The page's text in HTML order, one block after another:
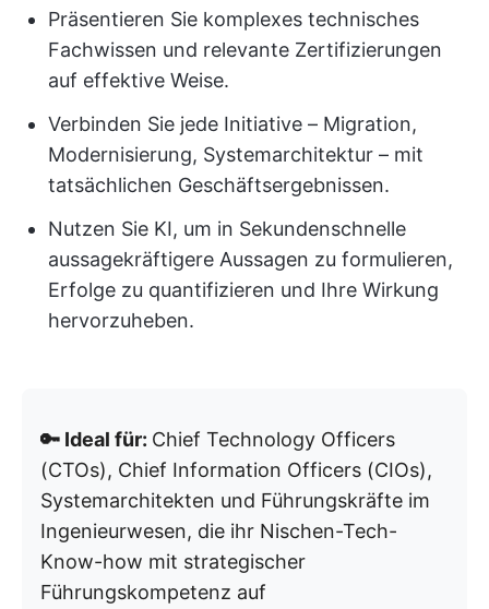
Präsentieren Sie komplexes technisches
Fachwissen und relevante Zertifizierungen
auf effektive Weise.
Verbinden Sie jede Initiative – Migration,
Modernisierung, Systemarchitektur – mit
tatsächlichen Geschäftsergebnissen.
Nutzen Sie KI, um in Sekundenschnelle
aussagekräftigere Aussagen zu formulieren,
Erfolge zu quantifizieren und Ihre Wirkung
hervorzuheben.
🔑 Ideal für: Chief Technology Officers
(CTOs), Chief Information Officers (CIOs),
Systemarchitekten und Führungskräfte im
Ingenieurwesen, die ihr Nischen-Tech-
Know-how mit strategischer
Führungskompetenz auf